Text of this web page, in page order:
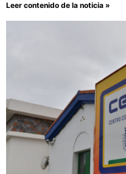
Leer contenido de la noticia »